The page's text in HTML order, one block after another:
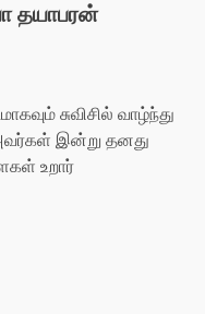
தயாபரன்
சுவிசில் வாழ்ந்து
இன்று தனது
உறார்